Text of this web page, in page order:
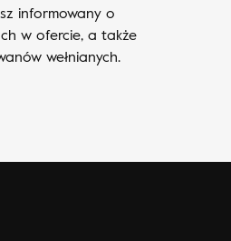
informowany o
w ofercie, a także
wełnianych.